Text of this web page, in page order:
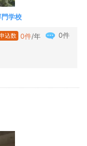
学校
込数 0件/年 0件